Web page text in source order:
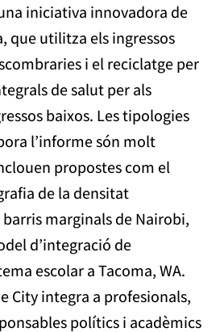
iniciativa innovadora de
que utilitza els ingressos
i el reciclatge per
de salut per als
baixos. Les tipologies
l’informe són molt
propostes com el
de la densitat
barris marginals de Nairobi,
d’integració de
escolar a Tacoma, WA.
City integra a profesionals,
polítics i acadèmics